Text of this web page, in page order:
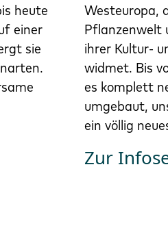
heute
einer
sie
Westeuropa,
Pflanzenwelt
ihrer Kultur-
widmet. Bis
es komplett
umgebaut,
ein völlig
Zur